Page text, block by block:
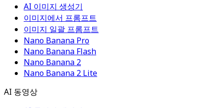
AI 이미지 생성기
이미지에서 프롬프트
이미지 일괄 프롬프트
Nano Banana Pro
Nano Banana Flash
Nano Banana 2
Nano Banana 2 Lite
AI 동영상